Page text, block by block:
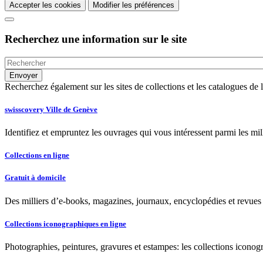
Accepter les cookies Modifier les préférences
Recherchez une information sur le site
Recherchez également sur les sites de collections et les catalogues
swisscovery Ville de Genève
Identifiez et empruntez les ouvrages qui vous intéressent parmi les
Collections en ligne
Gratuit à domicile
Des milliers d’e-books, magazines, journaux, encyclopédies et
Collections iconographiques en ligne
Photographies, peintures, gravures et estampes: les collections